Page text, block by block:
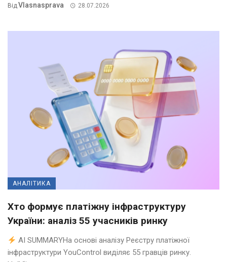
ВідVlasnasprava 28.07.2026
АНАЛІТИКА
Хто формує платіжну інфраструктуру
України: аналіз 55 учасників ринку
AI SUMMARYНа основі аналізу Реєстру платіжної
інфраструктури YouControl виділяє 55 гравців ринку.